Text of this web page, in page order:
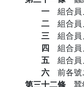
一 組合
二 組合
三 組合
四 組合
五 組合
六 前各
第三十二條 蠶